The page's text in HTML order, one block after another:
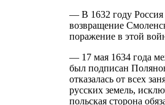
— В 1632 году Россия
возвращение
поражение в этой
— 17 мая 1634 года
был подписан
отказалась от всех
русских земель,
польская сторона